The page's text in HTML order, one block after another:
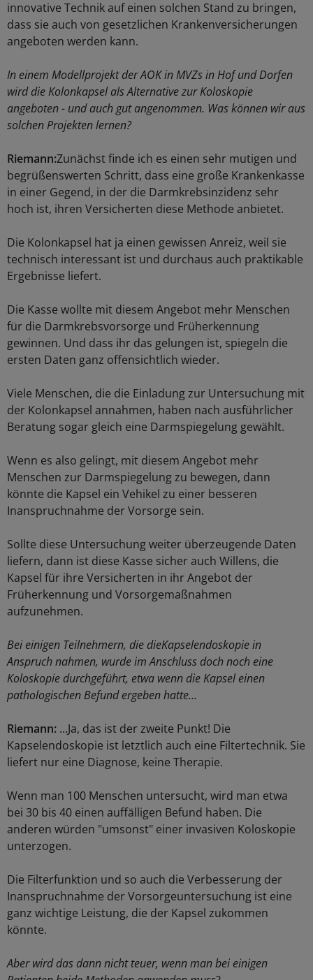
innovative Technik auf einen solchen Stand zu bringen,
dass sie auch von gesetzlichen Krankenversicherungen
angeboten werden kann.
In einem Modellprojekt der AOK in MVZs in Hof und Dorfen
wird die Kolonkapsel als Alternative zur Koloskopie
angeboten - und auch gut angenommen. Was können wir aus
solchen Projekten lernen?
Riemann:Zunächst finde ich es einen sehr mutigen und
begrüßenswerten Schritt, dass eine große Krankenkasse
in einer Gegend, in der die Darmkrebsinzidenz sehr
hoch ist, ihren Versicherten diese Methode anbietet.
Die Kolonkapsel hat ja einen gewissen Anreiz, weil sie
technisch interessant ist und durchaus auch praktikable
Ergebnisse liefert.
Die Kasse wollte mit diesem Angebot mehr Menschen
für die Darmkrebsvorsorge und Früherkennung
gewinnen. Und dass ihr das gelungen ist, spiegeln die
ersten Daten ganz offensichtlich wieder.
Viele Menschen, die die Einladung zur Untersuchung mit
der Kolonkapsel annahmen, haben nach ausführlicher
Beratung sogar gleich eine Darmspiegelung gewählt.
Wenn es also gelingt, mit diesem Angebot mehr
Menschen zur Darmspiegelung zu bewegen, dann
könnte die Kapsel ein Vehikel zu einer besseren
Inanspruchnahme der Vorsorge sein.
Sollte diese Untersuchung weiter überzeugende Daten
liefern, dann ist diese Kasse sicher auch Willens, die
Kapsel für ihre Versicherten in ihr Angebot der
Früherkennung und Vorsorgemaßnahmen
aufzunehmen.
Bei einigen Teilnehmern, die dieKapselendoskopie in
Anspruch nahmen, wurde im Anschluss doch noch eine
Koloskopie durchgeführt, etwa wenn die Kapsel einen
pathologischen Befund ergeben hatte...
Riemann: ...Ja, das ist der zweite Punkt! Die
Kapselendoskopie ist letztlich auch eine Filtertechnik. Sie
liefert nur eine Diagnose, keine Therapie.
Wenn man 100 Menschen untersucht, wird man etwa
bei 30 bis 40 einen auffälligen Befund haben. Die
anderen würden "umsonst" einer invasiven Koloskopie
unterzogen.
Die Filterfunktion und so auch die Verbesserung der
Inanspruchnahme der Vorsorgeuntersuchung ist eine
ganz wichtige Leistung, die der Kapsel zukommen
könnte.
Aber wird das dann nicht teuer, wenn man bei einigen